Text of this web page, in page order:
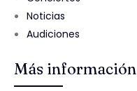
Noticias
Audiciones
Más información